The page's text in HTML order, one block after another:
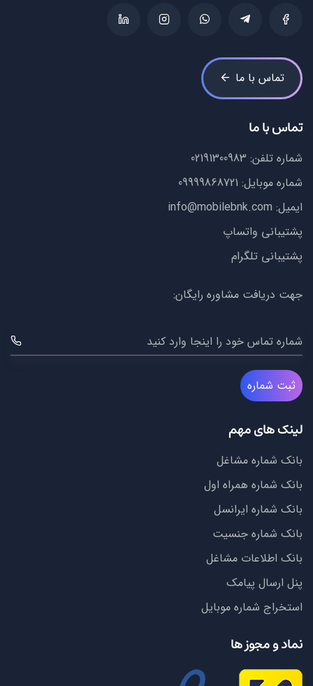
تماس با ما
تماس با ما
شماره تلفن: 02191300983
شماره موبایل: 09999868721
ایمیل: info@mobilebnk.com
پشتیبانی واتساپ
پشتیبانی تلگرام
جهت دریافت مشاوره رایگان:
شماره تماس خود را اینجا وارد کنید
ثبت شماره
لینک های مهم
بانک شماره مشاغل
بانک شماره همراه اول
بانک شماره ایرانسل
بانک شماره جنسیت
بانک اطلاعات مشاغل
پنل ارسال پیامک
استخراج شماره موبایل
نماد و مجوز ها